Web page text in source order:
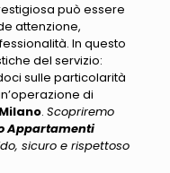
può essere
attenzione,
In questo
del servizio:
sulle particolarità
di
. Scopriremo
Appartamenti
sicuro e rispettoso